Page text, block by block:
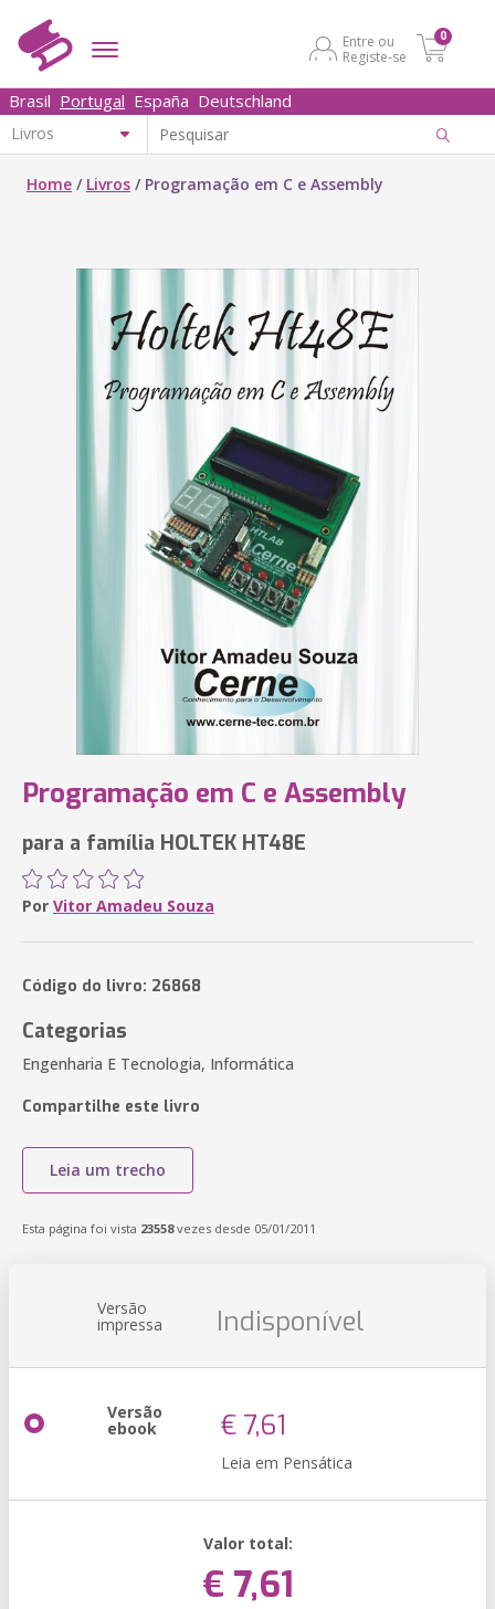
Entre ou
Registe-se
0
Brasil Portugal España Deutschland
Home / Livros / Programação em C e Assembly
Programação em C e Assembly
para a família HOLTEK HT48E
Por Vitor Amadeu Souza
Código do livro: 26868
Categorias
Engenharia E Tecnologia, Informática
Compartilhe este livro
Leia um trecho
Esta página foi vista 23558vezes desde 05/01/2011
Versão
impressa Indisponível
Versão
ebook € 7,61
Leia em Pensática
Valor total:
€ 7,61